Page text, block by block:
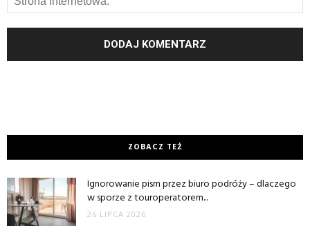
ZOBACZ TEŻ
Ignorowanie pism przez biuro podróży – dlaczego
w sporze z touroperatorem...
26 LIPCA 2026